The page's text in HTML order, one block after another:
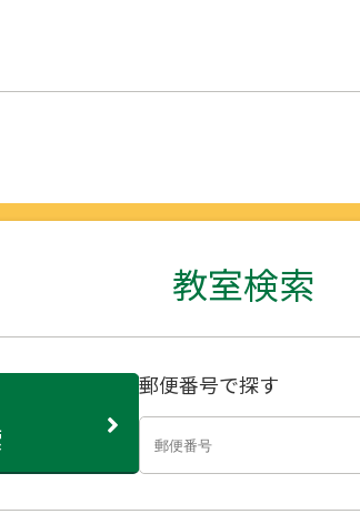
教室検索
郵便番号で探す